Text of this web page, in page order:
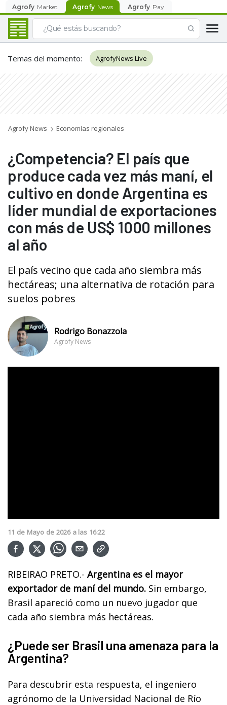
Agrofy Market Agrofy News Agrofy Pay
Temas del momento: AgrofyNews Live
Agrofy News Economías regionales
¿Competencia? El país que
produce cada vez más maní, el
cultivo en donde Argentina es
líder mundial de exportaciones
con más de US$ 1000 millones
al año
El país vecino que cada año siembra más
hectáreas; una alternativa de rotación para
suelos pobres
Rodrigo Bonazzola
Agrofy News
11 de Mayo de 2026 a las 16:22
RIBEIRAO PRETO.- Argentina es el mayor
exportador de maní del mundo. Sin embargo,
Brasil apareció como un nuevo jugador que
cada año siembra más hectáreas.
¿Puede ser Brasil una amenaza para la
Argentina?
Para descubrir esta respuesta, el ingeniero
agrónomo de la Universidad Nacional de Río